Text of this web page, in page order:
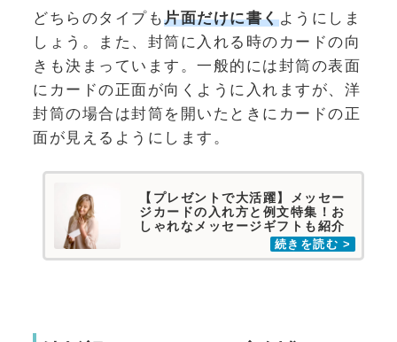
どちらのタイプも片面だけに書くようにしま
しょう。また、封筒に入れる時のカードの向
きも決まっています。一般的には封筒の表面
にカードの正面が向くように入れますが、洋
封筒の場合は封筒を開いたときにカードの正
面が見えるようにします。
【プレゼントで大活躍】メッセー
ジカードの入れ方と例文特集！お
しゃれなメッセージギフトも紹介